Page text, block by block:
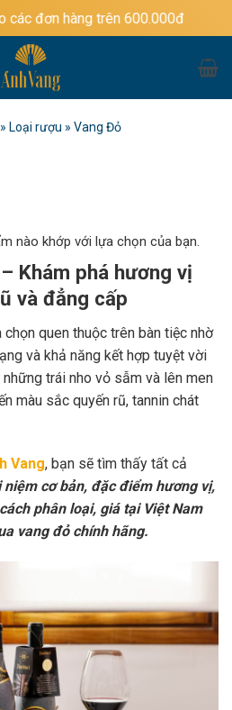
trên 600.000đ
» Loại rượu » Vang Đỏ
nào khớp với lựa chọn của bạn.
Khám phá hương vị
và đẳng cấp
chọn quen thuộc trên bàn tiệc nhờ
và khả năng kết hợp tuyệt vời
trái nho vỏ sẫm và lên men
màu sắc quyến rũ, tannin chát
Vang, bạn sẽ tìm thấy tất cả
niệm cơ bản, đặc điểm hương vị,
phân loại, giá tại Việt Nam
vang đỏ chính hãng.